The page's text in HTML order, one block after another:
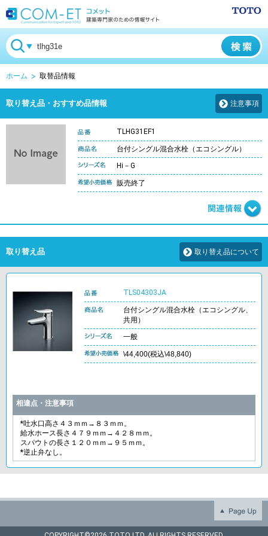
ホーム 取替品情報
取り替え品・おすすめ品情報 注意事項
TLHG31EF1
台付シングル混合水栓（エコシングル）
Hi－G
販売終了
取り替え品 取り替え品について
TLS04303JA
台付シングル混合水栓（エコシングル、
共用）
一般
\44,400(税込\48,840)
相違点・注意事項
*吐水口高さ４３ｍｍ→８３ｍｍ。
給水ホース長さ４７９ｍｍ→４２８ｍｍ。
スパウトの長さ１２０ｍｍ→９５ｍｍ。
*逆止弁なし。